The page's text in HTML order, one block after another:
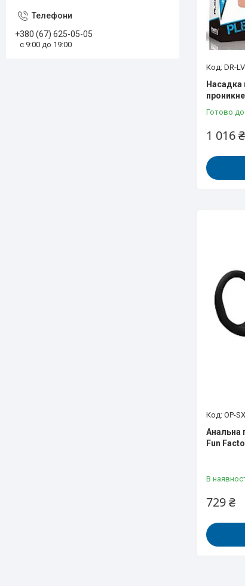
DR-
Насадка
Готово до
1 016 ₴
OP-
Анальна
Fun
В
729 ₴
+380 (67) 625-05-05
с 9:00 до 19:00